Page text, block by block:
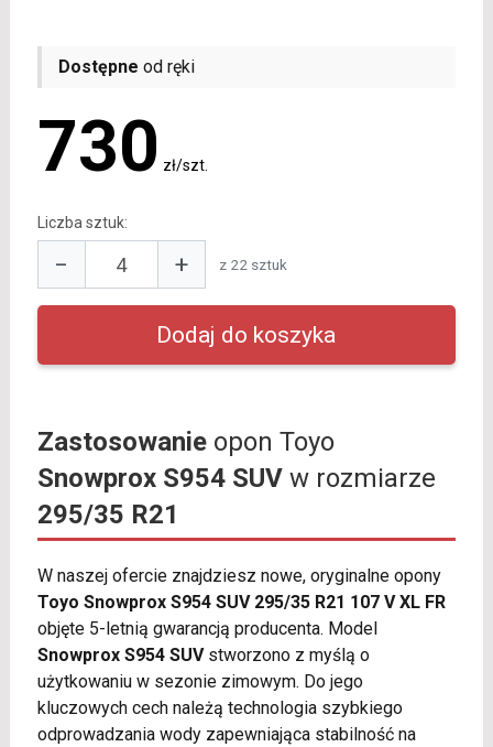
Dostępne od ręki
730 zł/szt.
Liczba sztuk:
− + z 22 sztuk
Zastosowanieopon Toyo
Snowprox S954 SUVw rozmiarze
295/35 R21
W naszej ofercie znajdziesz nowe, oryginalne opony
Toyo Snowprox S954 SUV 295/35 R21 107 V XL FR
objęte 5-letnią gwarancją producenta. Model
Snowprox S954 SUVstworzono z myślą o
użytkowaniu w sezonie zimowym. Do jego
kluczowych cech należą technologia szybkiego
odprowadzania wody zapewniająca stabilność na